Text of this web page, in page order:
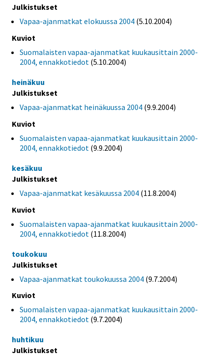
Julkistukset
Vapaa-ajanmatkat elokuussa 2004 (5.10.2004)
Kuviot
Suomalaisten vapaa-ajanmatkat kuukausittain 2000-
2004, ennakkotiedot (5.10.2004)
heinäkuu
Julkistukset
Vapaa-ajanmatkat heinäkuussa 2004 (9.9.2004)
Kuviot
Suomalaisten vapaa-ajanmatkat kuukausittain 2000-
2004, ennakkotiedot (9.9.2004)
kesäkuu
Julkistukset
Vapaa-ajanmatkat kesäkuussa 2004 (11.8.2004)
Kuviot
Suomalaisten vapaa-ajanmatkat kuukausittain 2000-
2004, ennakkotiedot (11.8.2004)
toukokuu
Julkistukset
Vapaa-ajanmatkat toukokuussa 2004 (9.7.2004)
Kuviot
Suomalaisten vapaa-ajanmatkat kuukausittain 2000-
2004, ennakkotiedot (9.7.2004)
huhtikuu
Julkistukset